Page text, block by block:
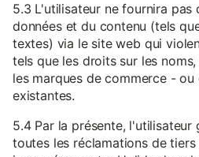
5.3 L'utilisateur ne fournira pas
données et du contenu (tels
textes) via le site web qui
tels que les droits sur les
les marques de commerce -
existantes.
5.4 Par la présente,
toutes les réclamations de